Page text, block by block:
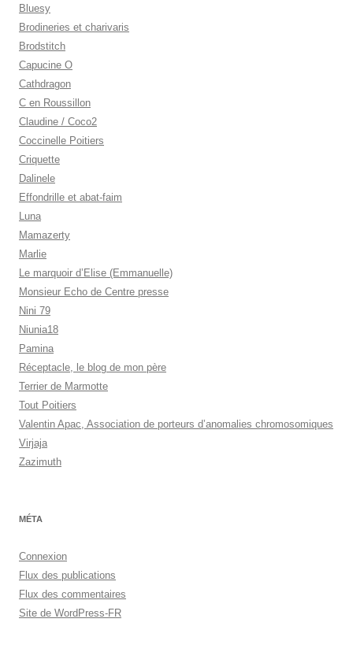
Bluesy
Brodineries et charivaris
Brodstitch
Capucine O
Cathdragon
C en Roussillon
Claudine / Coco2
Coccinelle Poitiers
Criquette
Dalinele
Effondrille et abat-faim
Luna
Mamazerty
Marlie
Le marquoir d’Elise (Emmanuelle)
Monsieur Echo de Centre presse
Nini 79
Niunia18
Pamina
Réceptacle, le blog de mon père
Terrier de Marmotte
Tout Poitiers
Valentin Apac, Association de porteurs d’anomalies chromosomiques
Virjaja
Zazimuth
MÉTA
Connexion
Flux des publications
Flux des commentaires
Site de WordPress-FR